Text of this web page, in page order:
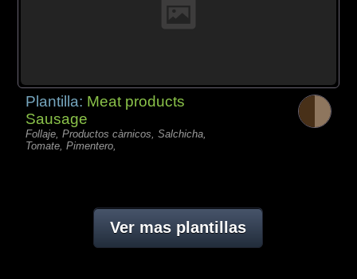
Plantilla: Meat products
Sausage
Follaje, Productos càrnicos, Salchicha,
Tomate, Pimentero,
Ver mas plantillas